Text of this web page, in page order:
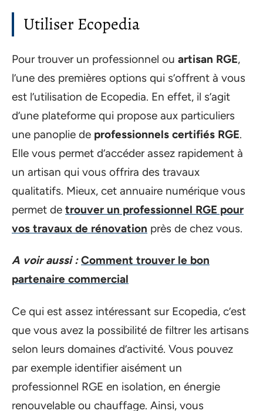
Utiliser Ecopedia
Pour trouver un professionnel ou artisan RGE,
l’une des premières options qui s’offrent à vous
est l’utilisation de Ecopedia. En effet, il s’agit
d’une plateforme qui propose aux particuliers
une panoplie de professionnels certifiés RGE.
Elle vous permet d’accéder assez rapidement à
un artisan qui vous offrira des travaux
qualitatifs. Mieux, cet annuaire numérique vous
permet de trouver un professionnel RGE pour
vos travaux de rénovation près de chez vous.
A voir aussi : Comment trouver le bon
partenaire commercial
Ce qui est assez intéressant sur Ecopedia, c’est
que vous avez la possibilité de filtrer les artisans
selon leurs domaines d’activité. Vous pouvez
par exemple identifier aisément un
professionnel RGE en isolation, en énergie
renouvelable ou chauffage. Ainsi, vous